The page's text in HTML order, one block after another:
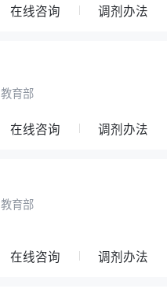
在线咨询 调剂办法
教育部
在线咨询 调剂办法
教育部
在线咨询 调剂办法